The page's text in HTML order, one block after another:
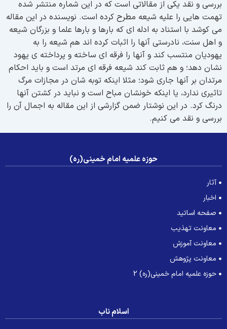
و نقد یکی از مقالاتی است که در این شماره منتشر شده
هایی را علیه شیعه مطرح کرده است. نویسنده در این مقاله
کوشد با استناد به ادله ای که بارها و بارها علما و بزرگان شیعه
اهل سنت، نادرستی آنها را اثبات کرده اند هم شیعه را به
منتسب کند و آنها را فرقه ای ساخته و پرداخته ی یهود
دهد؛ و هم ثابت کند شیعه فرقه ای مرتد است و باید احکام
بر آنها جاری شود؛ مثلا اینکه توبه شان در مجازات مرگ
ندارد، یا اینکه خونشان مباح است و نباید در کشتن آنها
کرد. در این نوشتار ضمن گزارشی از این مقاله به اجمال آن را
و نقد می کنیم.
حوزه علمیه امام خمینی(ره)
آثار
اخبار
صفحه اساتید
معاونت تهذیب
معاونت آموزش
معاونت پژوهش
حوزه علمیه امام خمینی(ره) 2
اسلام ناب